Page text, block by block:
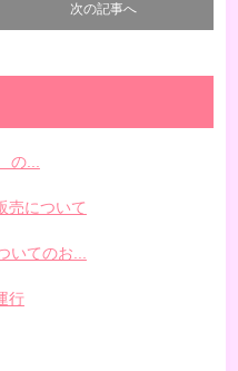
次の記事へ
の...
売について
いてのお...
行